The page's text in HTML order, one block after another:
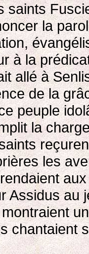
saints
la
à la
allé à
de la
peuple
la
les
Assidus au
chantaient